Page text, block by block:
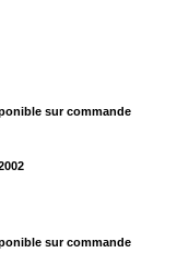
sur commande
sur commande